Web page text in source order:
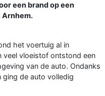
een brand op een
Arnhem.
het voertuig al in
veel vloeistof ontstond een
van de auto. Ondanks
ging de auto volledig